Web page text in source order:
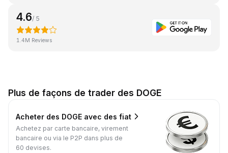
4.6/ 5
1.4M Reviews
Plus de façons de trader des DOGE
Acheter des DOGE avec des fiat
Achetez par carte bancaire, virement
bancaire ou via le P2P dans plus de
60 devises.